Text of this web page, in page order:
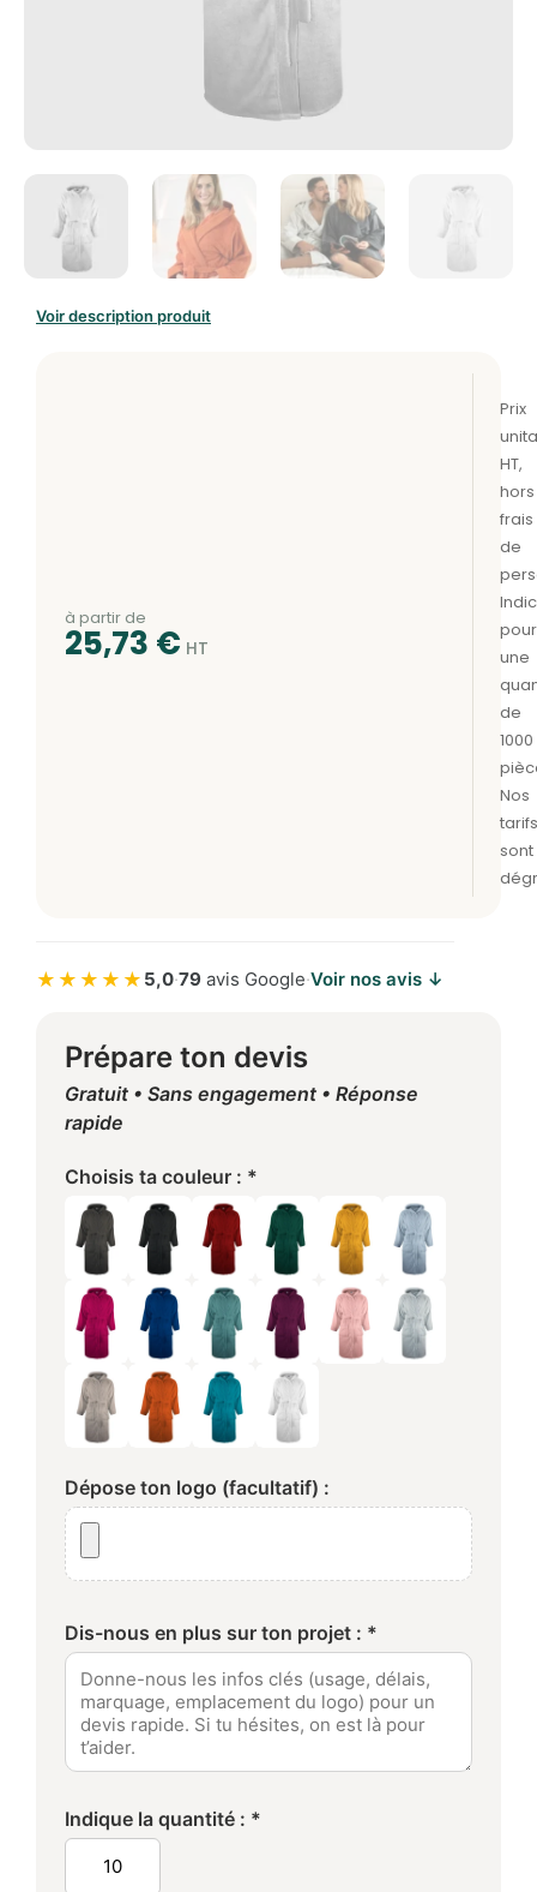
Voir description produit
à partir de
25,73 €
★★★★★ 5,0·79 avis Google·Voir nos avis ↓
Prépare ton devis
Gratuit • Sans engagement • Réponse
rapide
Choisis ta couleur : *
Dépose ton logo (facultatif) :
Dis-nous en plus sur ton projet : *
Indique la quantité : *